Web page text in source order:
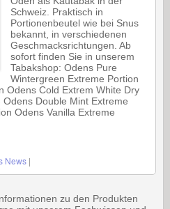
Schweiz. Praktisch in
Portionenbeutel wie bei Snus
bekannt, in verschiedenen
Geschmacksrichtungen. Ab
sofort finden Sie in unserem
Tabakshop: Odens Pure
Wintergreen Extreme Portion
Odens Cold Extrem White Dry
Double Mint Extreme
Odens Vanilla Extreme
News |
zu den Produkten